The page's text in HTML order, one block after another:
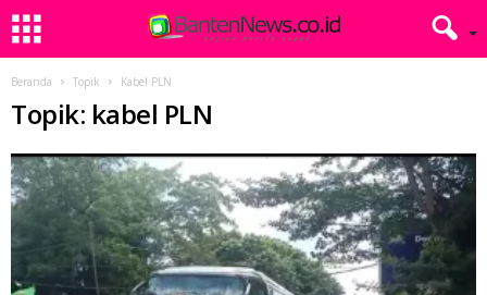
Beranda Topik Kabel PLN
Topik: kabel PLN